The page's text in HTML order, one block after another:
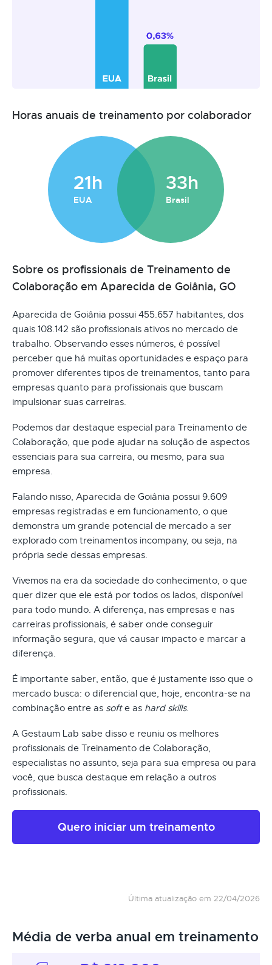
Horas anuais de treinamento por colaborador
21h
EUA
33h
Brasil
Sobre os profissionais de Treinamento de
Colaboração em Aparecida de Goiânia, GO
Aparecida de Goiânia possui 455.657 habitantes, dos
quais 108.142 são profissionais ativos no mercado de
trabalho. Observando esses números, é possível
perceber que há muitas oportunidades e espaço para
promover diferentes tipos de treinamentos, tanto para
empresas quanto para profissionais que buscam
impulsionar suas carreiras.
Podemos dar destaque especial para Treinamento de
Colaboração, que pode ajudar na solução de aspectos
essenciais para sua carreira, ou mesmo, para sua
empresa.
Falando nisso, Aparecida de Goiânia possui 9.609
empresas registradas e em funcionamento, o que
demonstra um grande potencial de mercado a ser
explorado com treinamentos incompany, ou seja, na
própria sede dessas empresas.
Vivemos na era da sociedade do conhecimento, o que
quer dizer que ele está por todos os lados, disponível
para todo mundo. A diferença, nas empresas e nas
carreiras profissionais, é saber onde conseguir
informação segura, que vá causar impacto e marcar a
diferença.
É importante saber, então, que é justamente isso que o
mercado busca: o diferencial que, hoje, encontra-se na
combinação entre as softe as hard skills.
A Gestaum Lab sabe disso e reuniu os melhores
profissionais de Treinamento de Colaboração,
especialistas no assunto, seja para sua empresa ou para
você, que busca destaque em relação a outros
profissionais.
Quero iniciar um treinamento
Última atualização em 22/04/2026
Média de verba anual em treinamento